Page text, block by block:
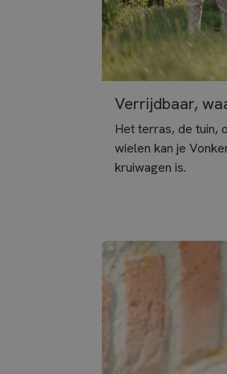
Verrijdbaar,
Het terras, de tuin,
wielen kan je
kruiwagen is.